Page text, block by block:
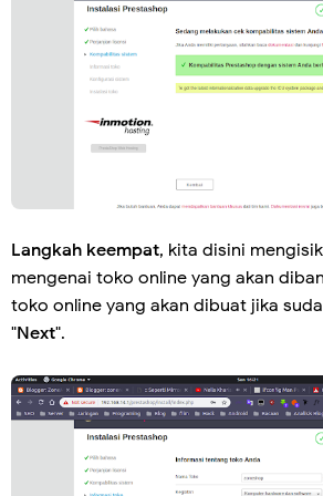
Langkah keempat, kita disini
mengenai toko online yang akan
toko online yang akan dibuat jika
"Next".